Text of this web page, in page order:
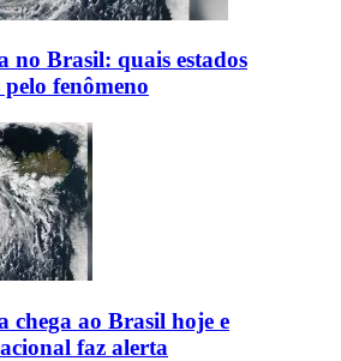
no Brasil: quais estados
fenômeno
chega ao Brasil hoje e
faz alerta